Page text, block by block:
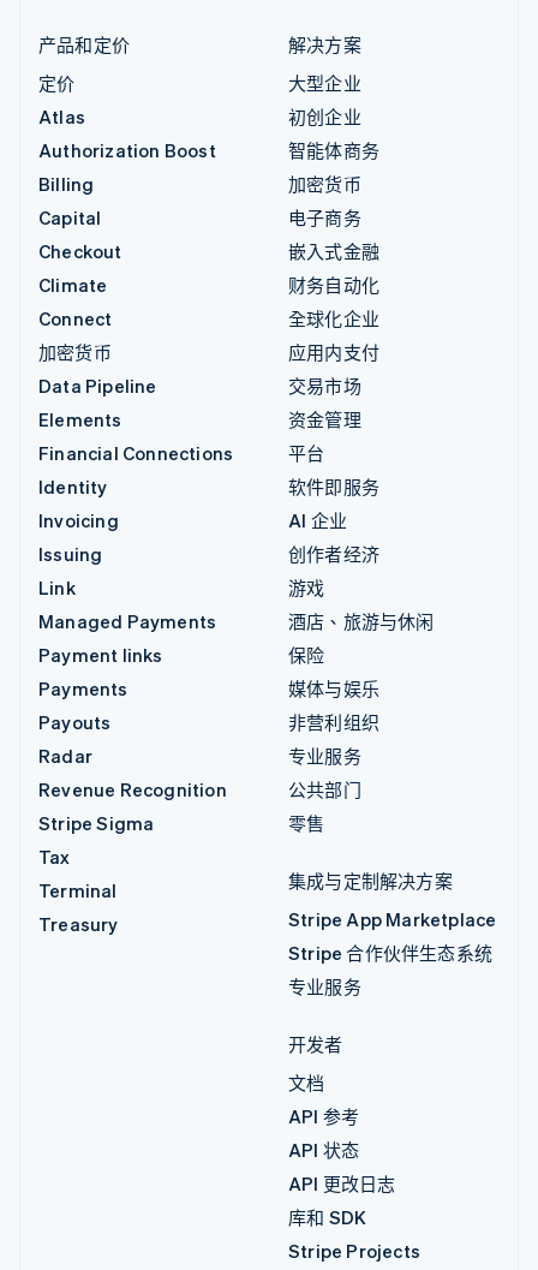
产品和定价
定价
Atlas
Authorization Boost
Billing
Capital
Checkout
Climate
Connect
加密货币
Data Pipeline
Elements
Financial Connections
Identity
Invoicing
Issuing
Link
Managed Payments
Payment links
Payments
Payouts
Radar
Revenue Recognition
Stripe Sigma
Tax
Terminal
Treasury
解决方案
大型企业
初创企业
智能体商务
加密货币
电子商务
嵌入式金融
财务自动化
全球化企业
应用内支付
交易市场
资金管理
平台
软件即服务
AI 企业
创作者经济
游戏
酒店、旅游与休闲
保险
媒体与娱乐
非营利组织
专业服务
公共部门
零售
集成与定制解决方案
Stripe App Marketplace
Stripe 合作伙伴生态系统
专业服务
开发者
文档
API 参考
API 状态
API 更改日志
库和 SDK
Stripe Projects